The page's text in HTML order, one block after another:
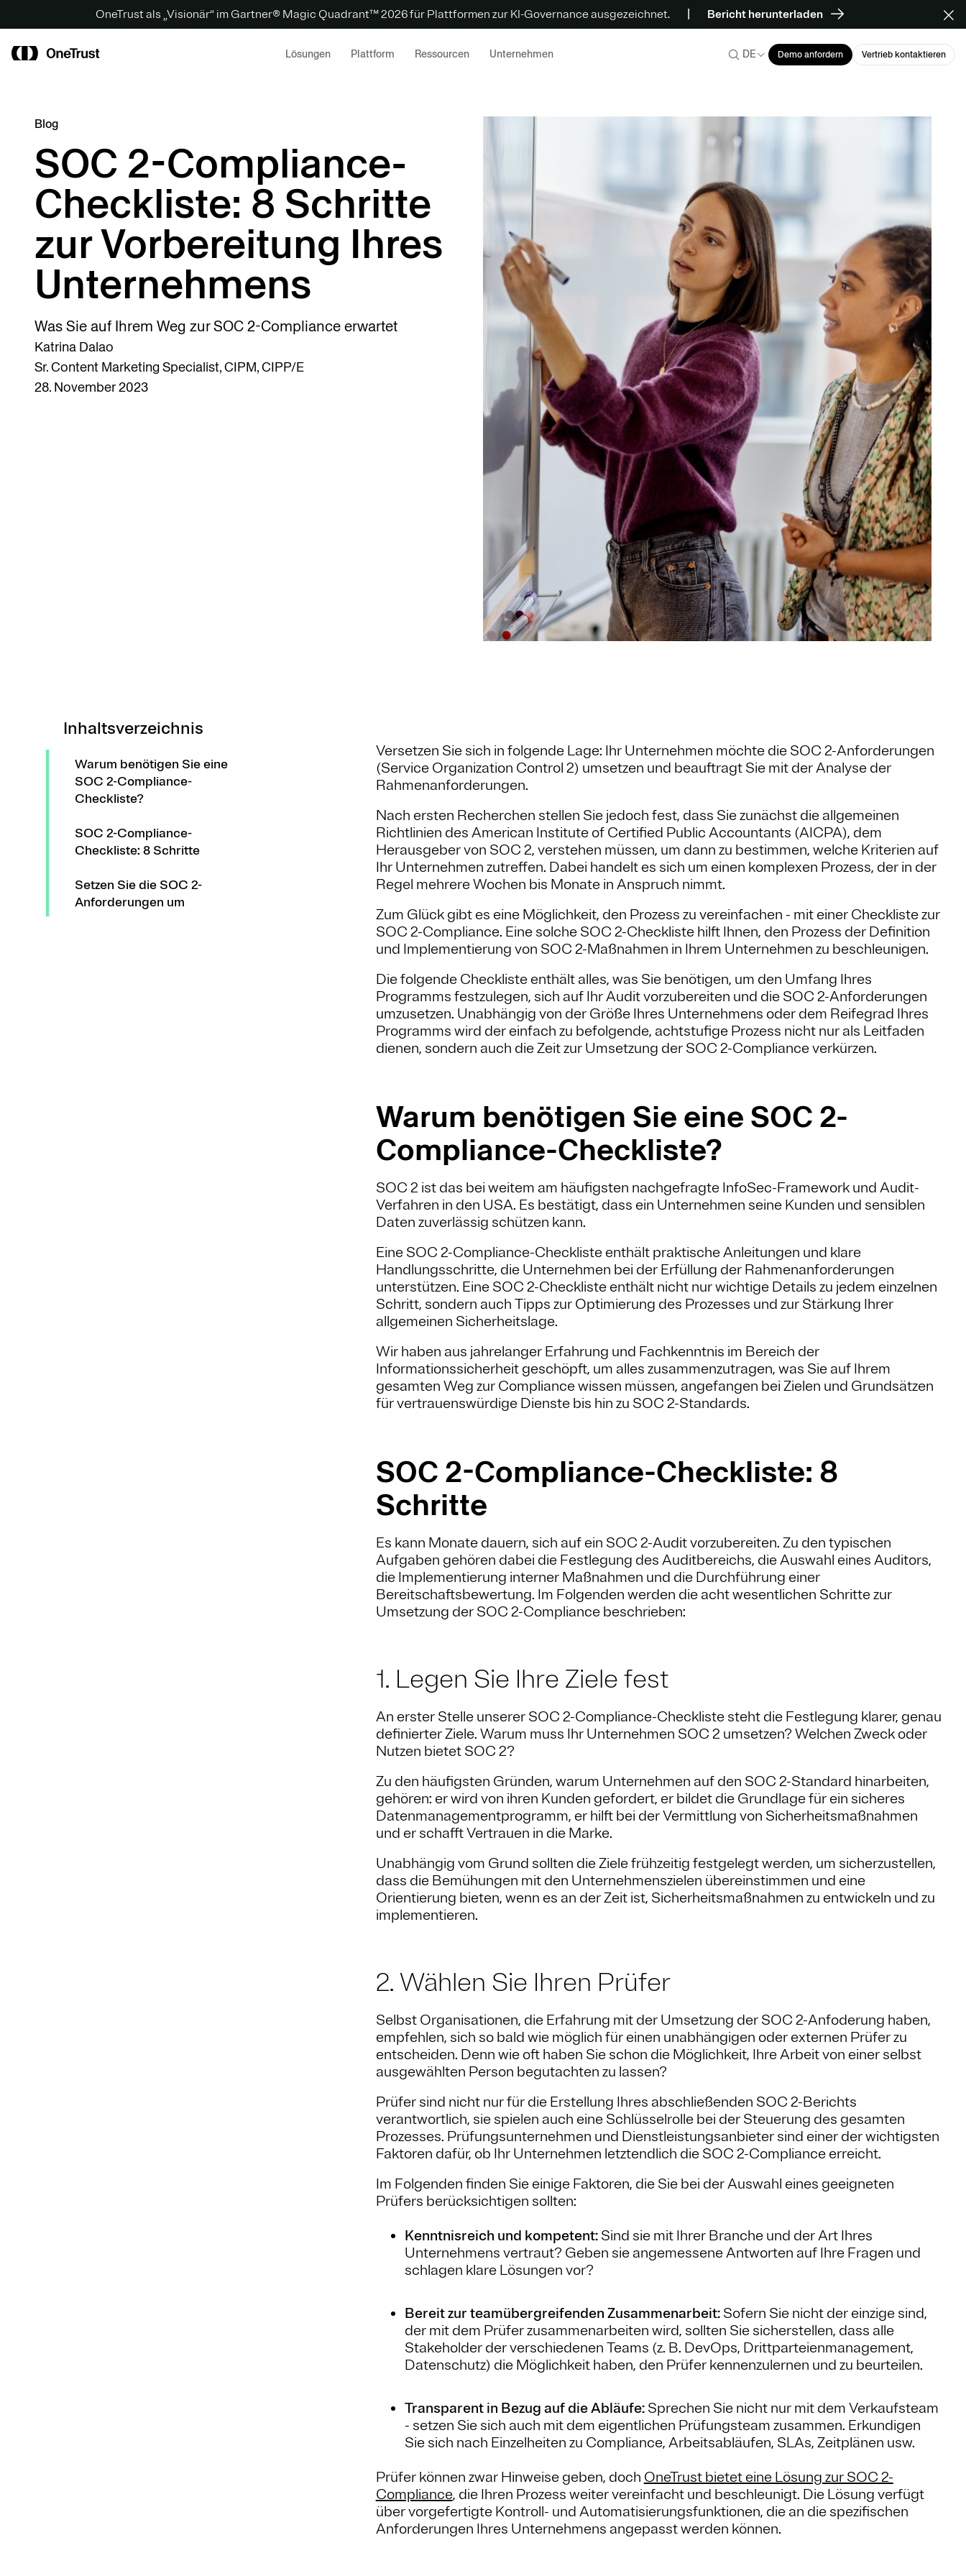
OneTrust als „Visionär“ im Gartner® Magic Quadrant™ 2026 für Plattformen zur KI-Governance ausgezeichnet. Bericht herunterladen
Lösungen Plattform Ressourcen Unternehmen DE Demo anfordern Vertrieb kontaktieren
Blog
SOC 2-Compliance-
Checkliste: 8 Schritte
zur Vorbereitung Ihres
Unternehmens
Was Sie auf Ihrem Weg zur SOC 2-Compliance erwartet
Katrina Dalao
Sr. Content Marketing Specialist, CIPM, CIPP/E
28. November 2023
Inhaltsverzeichnis
Warum benötigen Sie eine
SOC 2-Compliance-
Checkliste?
SOC 2-Compliance-
Checkliste: 8 Schritte
Setzen Sie die SOC 2-
Anforderungen um
Versetzen Sie sich in folgende Lage: Ihr Unternehmen möchte die SOC 2-Anforderungen
(Service Organization Control 2) umsetzen und beauftragt Sie mit der Analyse der
Rahmenanforderungen.
Nach ersten Recherchen stellen Sie jedoch fest, dass Sie zunächst die allgemeinen
Richtlinien des American Institute of Certified Public Accountants (AICPA), dem
Herausgeber von SOC 2, verstehen müssen, um dann zu bestimmen, welche Kriterien auf
Ihr Unternehmen zutreffen. Dabei handelt es sich um einen komplexen Prozess, der in der
Regel mehrere Wochen bis Monate in Anspruch nimmt.
Zum Glück gibt es eine Möglichkeit, den Prozess zu vereinfachen - mit einer Checkliste zur
SOC 2-Compliance. Eine solche SOC 2-Checkliste hilft Ihnen, den Prozess der Definition
und Implementierung von SOC 2-Maßnahmen in Ihrem Unternehmen zu beschleunigen.
Die folgende Checkliste enthält alles, was Sie benötigen, um den Umfang Ihres
Programms festzulegen, sich auf Ihr Audit vorzubereiten und die SOC 2-Anforderungen
umzusetzen. Unabhängig von der Größe Ihres Unternehmens oder dem Reifegrad Ihres
Programms wird der einfach zu befolgende, achtstufige Prozess nicht nur als Leitfaden
dienen, sondern auch die Zeit zur Umsetzung der SOC 2-Compliance verkürzen.
Warum benötigen Sie eine SOC 2-
Compliance-Checkliste?
SOC 2 ist das bei weitem am häufigsten nachgefragte InfoSec-Framework und Audit-
Verfahren in den USA. Es bestätigt, dass ein Unternehmen seine Kunden und sensiblen
Daten zuverlässig schützen kann.
Eine SOC 2-Compliance-Checkliste enthält praktische Anleitungen und klare
Handlungsschritte, die Unternehmen bei der Erfüllung der Rahmenanforderungen
unterstützen. Eine SOC 2-Checkliste enthält nicht nur wichtige Details zu jedem einzelnen
Schritt, sondern auch Tipps zur Optimierung des Prozesses und zur Stärkung Ihrer
allgemeinen Sicherheitslage.
Wir haben aus jahrelanger Erfahrung und Fachkenntnis im Bereich der
Informationssicherheit geschöpft, um alles zusammenzutragen, was Sie auf Ihrem
gesamten Weg zur Compliance wissen müssen, angefangen bei Zielen und Grundsätzen
für vertrauenswürdige Dienste bis hin zu SOC 2-Standards.
SOC 2-Compliance-Checkliste: 8
Schritte
Es kann Monate dauern, sich auf ein SOC 2-Audit vorzubereiten. Zu den typischen
Aufgaben gehören dabei die Festlegung des Auditbereichs, die Auswahl eines Auditors,
die Implementierung interner Maßnahmen und die Durchführung einer
Bereitschaftsbewertung. Im Folgenden werden die acht wesentlichen Schritte zur
Umsetzung der SOC 2-Compliance beschrieben:
1. Legen Sie Ihre Ziele fest
An erster Stelle unserer SOC 2-Compliance-Checkliste steht die Festlegung klarer, genau
definierter Ziele. Warum muss Ihr Unternehmen SOC 2 umsetzen? Welchen Zweck oder
Nutzen bietet SOC 2?
Zu den häufigsten Gründen, warum Unternehmen auf den SOC 2-Standard hinarbeiten,
gehören: er wird von ihren Kunden gefordert, er bildet die Grundlage für ein sicheres
Datenmanagementprogramm, er hilft bei der Vermittlung von Sicherheitsmaßnahmen
und er schafft Vertrauen in die Marke.
Unabhängig vom Grund sollten die Ziele frühzeitig festgelegt werden, um sicherzustellen,
dass die Bemühungen mit den Unternehmenszielen übereinstimmen und eine
Orientierung bieten, wenn es an der Zeit ist, Sicherheitsmaßnahmen zu entwickeln und zu
implementieren.
2. Wählen Sie Ihren Prüfer
Selbst Organisationen, die Erfahrung mit der Umsetzung der SOC 2-Anfoderung haben,
empfehlen, sich so bald wie möglich für einen unabhängigen oder externen Prüfer zu
entscheiden. Denn wie oft haben Sie schon die Möglichkeit, Ihre Arbeit von einer selbst
ausgewählten Person begutachten zu lassen?
Prüfer sind nicht nur für die Erstellung Ihres abschließenden SOC 2-Berichts
verantwortlich, sie spielen auch eine Schlüsselrolle bei der Steuerung des gesamten
Prozesses. Prüfungsunternehmen und Dienstleistungsanbieter sind einer der wichtigsten
Faktoren dafür, ob Ihr Unternehmen letztendlich die SOC 2-Compliance erreicht.
Im Folgenden finden Sie einige Faktoren, die Sie bei der Auswahl eines geeigneten
Prüfers berücksichtigen sollten:
Kenntnisreich und kompetent:Sind sie mit Ihrer Branche und der Art Ihres
Unternehmens vertraut? Geben sie angemessene Antworten auf Ihre Fragen und
schlagen klare Lösungen vor?
Bereit zur teamübergreifenden Zusammenarbeit:Sofern Sie nicht der einzige sind,
der mit dem Prüfer zusammenarbeiten wird, sollten Sie sicherstellen, dass alle
Stakeholder der verschiedenen Teams (z. B. DevOps, Drittparteienmanagement,
Datenschutz) die Möglichkeit haben, den Prüfer kennenzulernen und zu beurteilen.
Transparent in Bezug auf die Abläufe:Sprechen Sie nicht nur mit dem Verkaufsteam
- setzen Sie sich auch mit dem eigentlichen Prüfungsteam zusammen. Erkundigen
Sie sich nach Einzelheiten zu Compliance, Arbeitsabläufen, SLAs, Zeitplänen usw.
Prüfer können zwar Hinweise geben, doch OneTrust bietet eine Lösung zur SOC 2-
Compliance, die Ihren Prozess weiter vereinfacht und beschleunigt. Die Lösung verfügt
über vorgefertigte Kontroll- und Automatisierungsfunktionen, die an die spezifischen
Anforderungen Ihres Unternehmens angepasst werden können.